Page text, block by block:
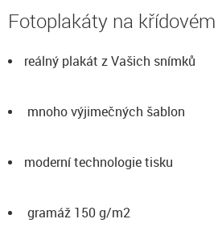
Fotoplakáty na
reálný plakát z Vašich snímků
mnoho výjimečných šablon
moderní technologie tisku
gramáž 150 g/m2